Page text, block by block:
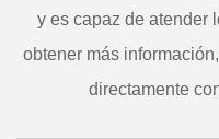
y es capaz de atender
obtener más
directamente